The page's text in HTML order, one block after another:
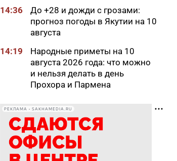
14:36
До +28 и дожди с грозами:
прогноз погоды в Якутии на 10
августа
14:19
Народные приметы на 10
августа 2026 года: что можно
и нельзя делать в день
Прохора и Пармена
КМНС в Якутии
14:00
На проспекте Михаила
Николаева в Якутске
ограничат движение с 10
РЕКЛАМА • SAKHAMEDIA.RU